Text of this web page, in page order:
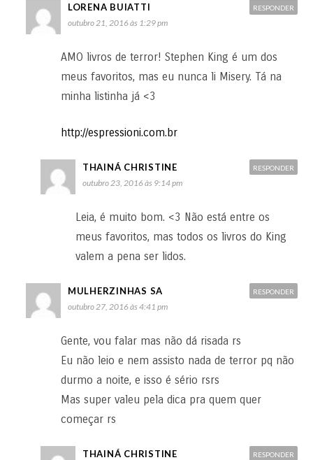
LORENA BUIATTI
outubro 21, 2016 às 1:29 pm
AMO livros de terror! Stephen King é um dos
meus favoritos, mas eu nunca li Misery. Tá na
minha listinha já <3
http://espressioni.com.br
RESPONDER
THAINÁ CHRISTINE
outubro 23, 2016 às 9:14 pm
Leia, é muito bom. <3 Não está entre os
meus favoritos, mas todos os livros do King
valem a pena ser lidos.
RESPONDER
MULHERZINHAS SA
outubro 27, 2016 às 4:41 pm
Gente, vou falar mas não dá risada rs
Eu não leio e nem assisto nada de terror pq não
durmo a noite, e isso é sério rsrs
Mas super valeu pela dica pra quem quer
começar rs
RESPONDER
THAINÁ CHRISTINE RESPONDER